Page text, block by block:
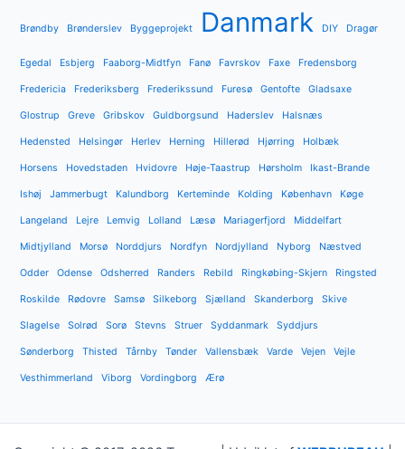
Brøndby Brønderslev Byggeprojekt Danmark DIY Dragør
Egedal Esbjerg Faaborg-Midtfyn Fanø Favrskov Faxe Fredensborg
Fredericia Frederiksberg Frederikssund Furesø Gentofte Gladsaxe
Glostrup Greve Gribskov Guldborgsund Haderslev Halsnæs
Hedensted Helsingør Herlev Herning Hillerød Hjørring Holbæk
Horsens Hovedstaden Hvidovre Høje-Taastrup Hørsholm Ikast-Brande
Ishøj Jammerbugt Kalundborg Kerteminde Kolding København Køge
Langeland Lejre Lemvig Lolland Læsø Mariagerfjord Middelfart
Midtjylland Morsø Norddjurs Nordfyn Nordjylland Nyborg Næstved
Odder Odense Odsherred Randers Rebild Ringkøbing-Skjern Ringsted
Roskilde Rødovre Samsø Silkeborg Sjælland Skanderborg Skive
Slagelse Solrød Sorø Stevns Struer Syddanmark Syddjurs
Sønderborg Thisted Tårnby Tønder Vallensbæk Varde Vejen Vejle
Vesthimmerland Viborg Vordingborg Ærø